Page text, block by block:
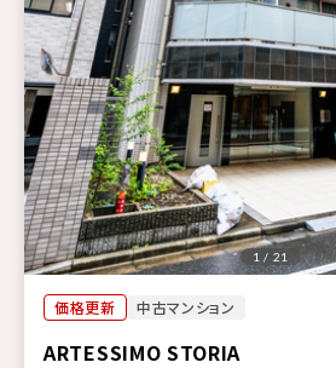
価格更新 中古マンション
ARTESSIMO STORIA
1 / 21